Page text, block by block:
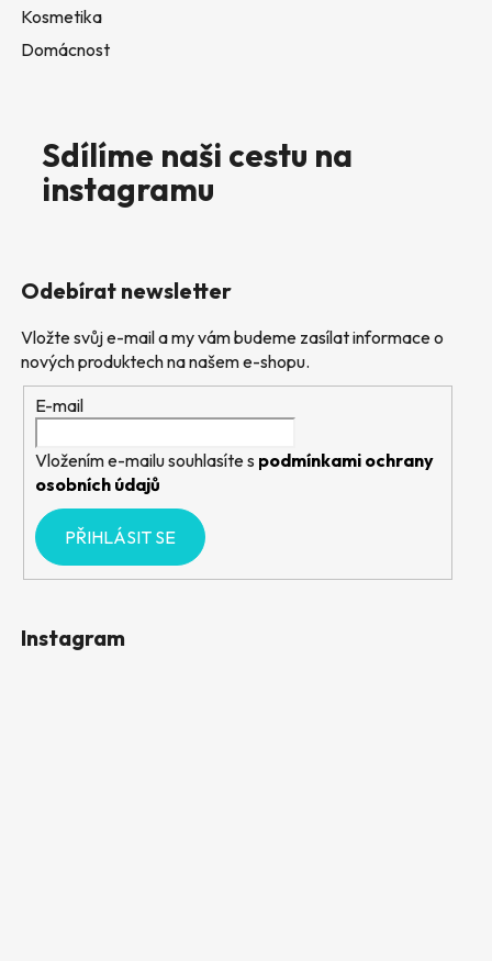
Kosmetika
Domácnost
Sdílíme naši cestu na
instagramu
Odebírat newsletter
Vložte svůj e-mail a my vám budeme zasílat informace o
nových produktech na našem e-shopu.
E-mail
Vložením e-mailu souhlasíte s podmínkami ochrany
osobních údajů
PŘIHLÁSIT SE
Instagram